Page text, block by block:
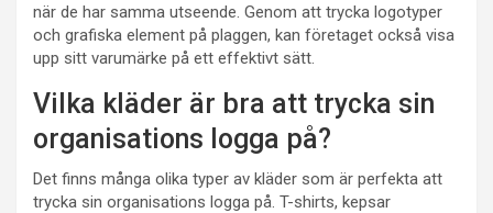
när de har samma utseende. Genom att trycka logotyper
och grafiska element på plaggen, kan företaget också visa
upp sitt varumärke på ett effektivt sätt.
Vilka kläder är bra att trycka sin
organisations logga på?
Det finns många olika typer av kläder som är perfekta att
trycka sin organisations logga på. T-shirts, kepsar